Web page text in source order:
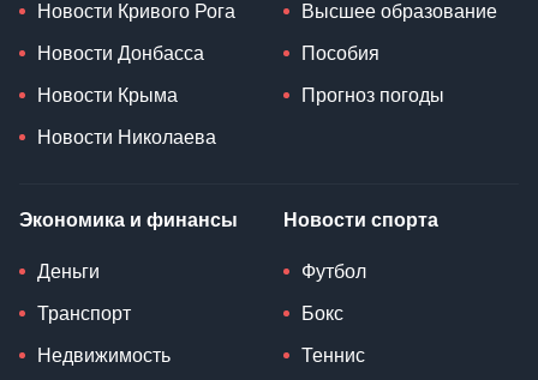
Новости Кривого Рога
Новости Донбасса
Новости Крыма
Новости Николаева
Высшее образование
Пособия
Прогноз погоды
Экономика и финансы
Деньги
Транспорт
Недвижимость
Новости спорта
Футбол
Бокс
Теннис